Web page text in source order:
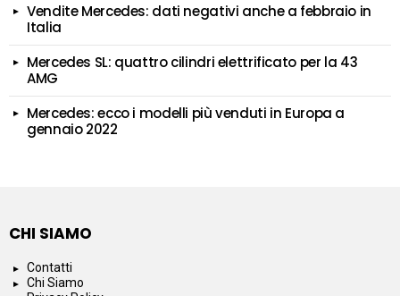
Vendite Mercedes: dati negativi anche a febbraio in
Italia
Mercedes SL: quattro cilindri elettrificato per la 43
AMG
Mercedes: ecco i modelli più venduti in Europa a
gennaio 2022
CHI SIAMO
Contatti
Chi Siamo